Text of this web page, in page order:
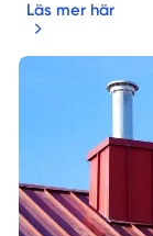
Läs mer här